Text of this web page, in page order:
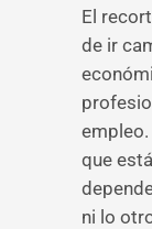
El
de ir
que
ni lo